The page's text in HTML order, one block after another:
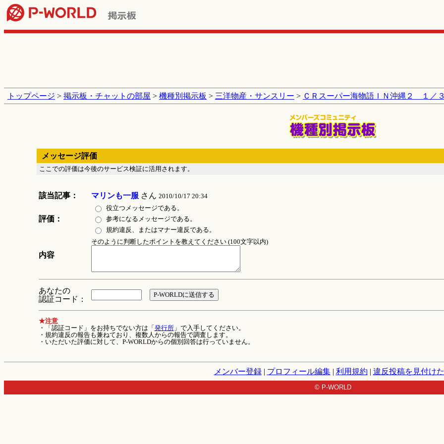
トップページ > 掲示板・チャットの部屋 > 機種別掲示板 > 三洋物産・サンスリー > ＣＲスーパー海物語ＩＮ沖縄２ １／
メッセージ評価
ここでの評価は今後のサービス検証に活用されます。
該当記事： マリンも一服 さん 2010/10/17 20:34
評価：
役立つメッセージである。
参考になるメッセージである。
規約違反、またはマナー違反である。
内容
そのように判断したポイントを教えてください (100文字以内)
あなたの
認証コード：
★注意
・「認証コード」をお持ちでない方は「 発行所」で入手してください。
・規約違反の報告も兼ねており、複数人からの報告で調査します。
・いただいた評価に対して、P-WORLDからの個別回答は行っていません。
メンバー登録| プロフィール編集| 利用規約 | 違反投稿を見付け
© P-WORLD